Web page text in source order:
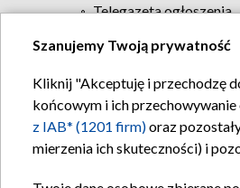
Telegazeta ogłoszenia
Szanujemy Twoją prywatność
Kliknij "Akceptuję i przechodzę
końcowym i ich przechowywanie
z IAB* (1201 firm)oraz
mierzenia ich skuteczności) i